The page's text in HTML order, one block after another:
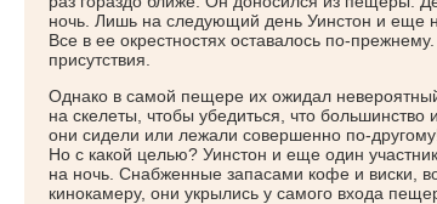
ночь. Лишь на следующий день Уинстон и еще
Все в ее окрестностях оставалось по-
присутствия.
Однако в самой пещере их ожидал
на скелеты, чтобы убедиться, что
они сидели или лежали совершенно по-
Но с какой целью? Уинстон и еще один
на ночь. Снабженные запасами кофе и виски,
кинокамеру, они укрылись у самого входа